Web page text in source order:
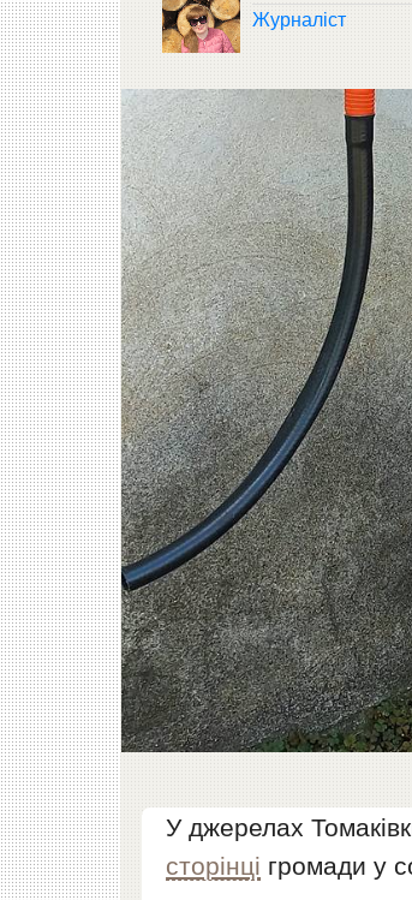
Журналіст
У джерелах
сторінці громади у